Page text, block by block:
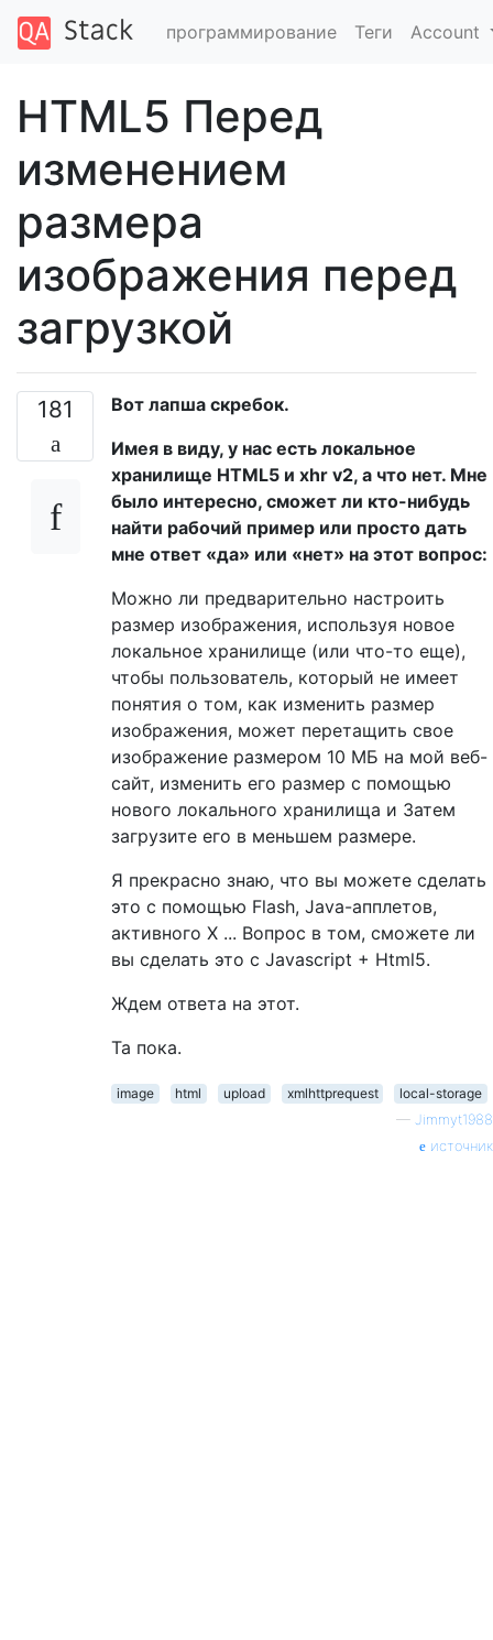
программирование Теги Account
HTML5 Перед
изменением
размера
изображения перед
загрузкой
181
Вот лапша скребок.
Имея в виду, у нас есть локальное
хранилище HTML5 и xhr v2, а что нет. Мне
было интересно, сможет ли кто-нибудь
найти рабочий пример или просто дать
мне ответ «да» или «нет» на этот вопрос:
Можно ли предварительно настроить
размер изображения, используя новое
локальное хранилище (или что-то еще),
чтобы пользователь, который не имеет
понятия о том, как изменить размер
изображения, может перетащить свое
изображение размером 10 МБ на мой веб-
сайт, изменить его размер с помощью
нового локального хранилища и Затем
загрузите его в меньшем размере.
Я прекрасно знаю, что вы можете сделать
это с помощью Flash, Java-апплетов,
активного X ... Вопрос в том, сможете ли
вы сделать это с Javascript + Html5.
Ждем ответа на этот.
Та пока.
image html upload xmlhttprequest
local-storage
— Jimmyt1988
источник